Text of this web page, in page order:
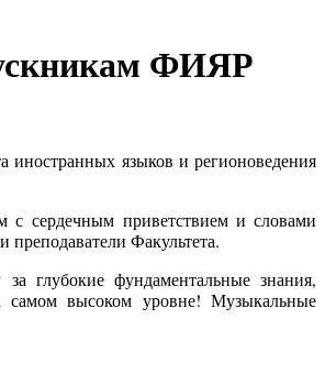
ФИЯР
иностранных языков и регионоведения
с сердечным приветствием и словами
Факультета.
глубокие фундаментальные знания,
самом высоком уровне! Музыкальные